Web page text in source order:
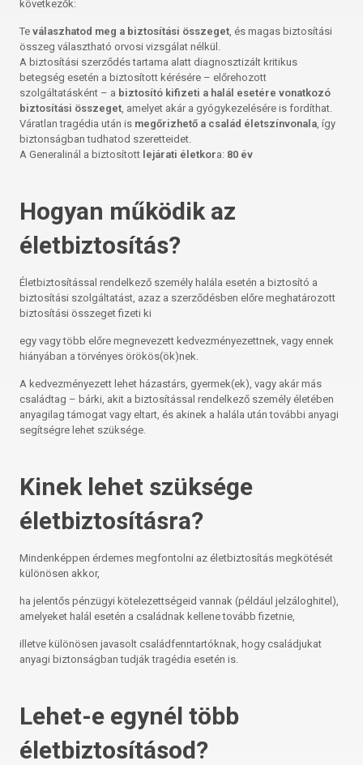
következők:
Teválaszhatod meg a biztosítási összeget, és magas biztosítási
összeg választható orvosi vizsgálat nélkül.
A biztosítási szerződés tartama alatt diagnosztizált kritikus
betegség esetén a biztosított kérésére – előrehozott
szolgáltatásként – a biztosító kifizeti a halál esetére vonatkozó
biztosítási összeget, amelyet akár a gyógykezelésére is fordíthat.
Váratlan tragédia után is megőrizhető a család életszínvonala, így
biztonságban tudhatod szeretteidet.
A Generalinál a biztosított lejárati életkora: 80 év
Hogyan működik az
életbiztosítás?
Életbiztosítással rendelkező személy halála esetén a biztosító a
biztosítási szolgáltatást, azaz a szerződésben előre meghatározott
biztosítási összeget fizeti ki
egy vagy több előre megnevezett kedvezményezettnek, vagy ennek
hiányában a törvényes örökös(ök)nek.
A kedvezményezett lehet házastárs, gyermek(ek), vagy akár más
családtag – bárki, akit a biztosítással rendelkező személy életében
anyagilag támogat vagy eltart, és akinek a halála után további anyagi
segítségre lehet szüksége.
Kinek lehet szüksége
életbiztosításra?
Mindenképpen érdemes megfontolni az életbiztosítás megkötését
különösen akkor,
ha jelentős pénzügyi kötelezettségeid vannak (például jelzáloghitel),
amelyeket halál esetén a családnak kellene tovább fizetnie,
illetve különösen javasolt családfenntartóknak, hogy családjukat
anyagi biztonságban tudják tragédia esetén is.
Lehet-e egynél több
életbiztosításod?